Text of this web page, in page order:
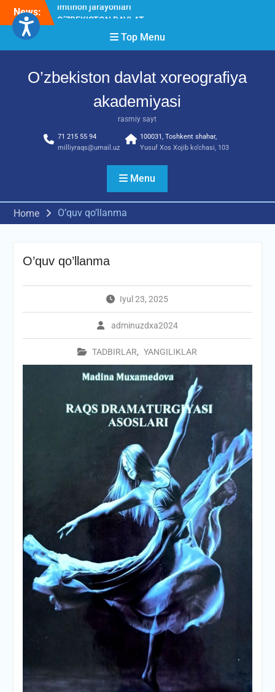
Skip
content
News:
O’ZBEKISTON DAVLAT
AKADEMIYASIDA
о‘tkazilgan kasbiy (ijodiy)
Diqqat e’lon!
imtihon jarayonlari
Top Menu
O’zbekiston davlat xoreografiya
akademiyasi
rasmiy sayt
71 215 55 94
milliyraqs@umail.uz
100031, Toshkent shahar,
Yusuf Xos Xojib ko‘chasi, 103
Menu
Home O’quv qo’llanma
O’quv qo’llanma
Iyul 23, 2025
adminuzdxa2024
TADBIRLAR, YANGILIKLAR